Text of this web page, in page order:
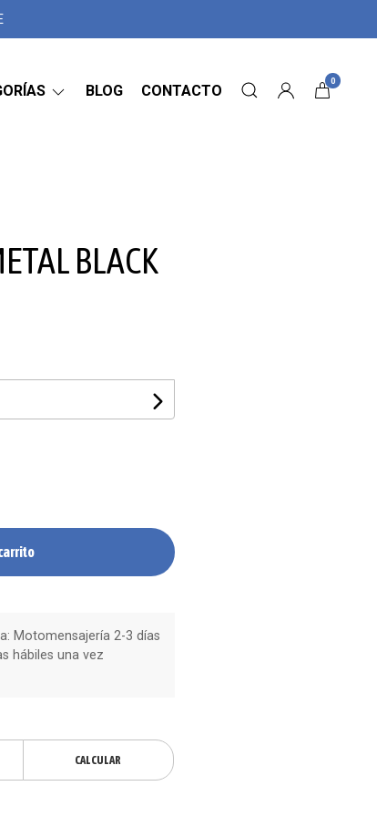
BLOG CONTACTO
0
BLACK
Motomensajería 2-3 días
hábiles una vez
CALCULAR